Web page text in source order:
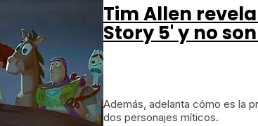
Tim Allen
Story 5' y no
Además, adelanta cómo es la
dos personajes míticos.